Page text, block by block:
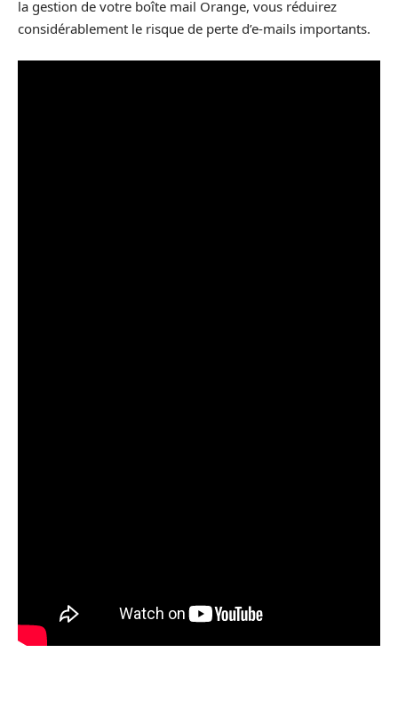
la gestion de votre boîte mail Orange, vous réduirez
considérablement le risque de perte d’e-mails importants.